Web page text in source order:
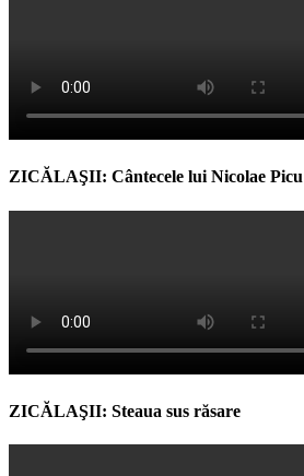
ZICĂLAŞII: Cântecele lui Nicolae Picu
ZICĂLAŞII: Steaua sus răsare